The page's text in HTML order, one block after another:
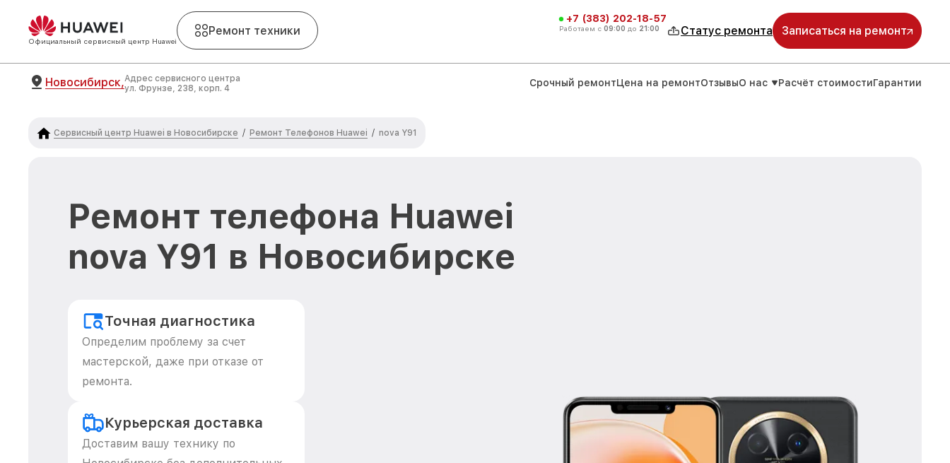
Официальный сервисный центр Huawei
Ремонт техники
+7 (383) 202-18-57
Работаем с 09:00 до 21:00 Статус ремонта Записаться на ремонт
Новосибирск,Адрес сервисного центра
ул. Фрунзе, 238, корп. 4
Срочный ремонтЦена на ремонтОтзывыО нас Расчёт стоимостиГарантии
Сервисный центр Huawei в Новосибирске / Ремонт Телефонов Huawei / nova Y91
Ремонт телефона Huawei
nova Y91 в Новосибирске
Точная диагностика
Определим проблему за счет
мастерской, даже при отказе от
ремонта.
Курьерская доставка
Доставим вашу технику по